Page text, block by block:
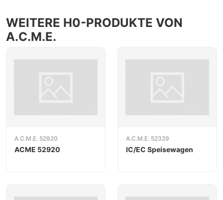
WEITERE H0-PRODUKTE VON
A.C.M.E.
A.C.M.E. 52920
ACME 52920
A.C.M.E. 52329
IC/EC Speisewagen